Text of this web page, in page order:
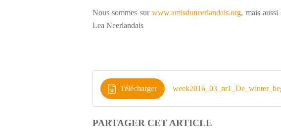
Nous sommes surwww.amisduneerlandais.org, mais
Lea Neerlandais
Télécharger
PARTAGER CET ARTICLE